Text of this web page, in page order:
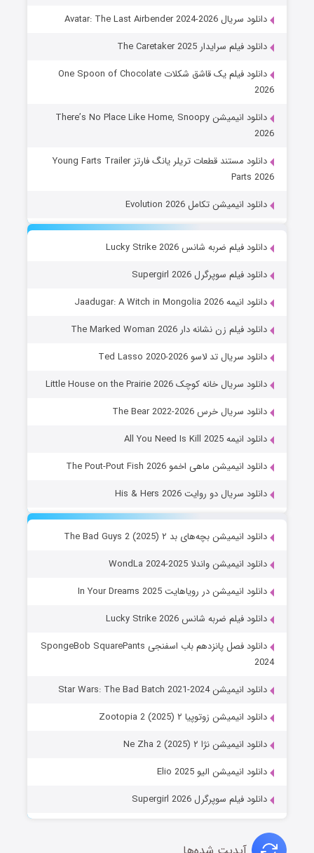
دانلود سریال Avatar: The Last Airbender 2024-2026
دانلود فیلم سرایدار The Caretaker 2025
دانلود فیلم یک قاشق شکلات One Spoon of Chocolate
2026
دانلود انیمیشن There’s No Place Like Home, Snoopy
2026
دانلود مستند قطعات تریلر یانگ فارتز Young Farts Trailer
Parts 2026
دانلود انیمیشن تکامل Evolution 2026
دانلود فیلم ضربه شانس Lucky Strike 2026
دانلود فیلم سوپرگرل Supergirl 2026
دانلود انیمه Jaadugar: A Witch in Mongolia 2026
دانلود فیلم زن نشانه دار The Marked Woman 2026
دانلود سریال تد لاسو Ted Lasso 2020-2026
دانلود سریال خانه کوچک Little House on the Prairie 2026
دانلود سریال خرس The Bear 2022-2026
دانلود انیمه All You Need Is Kill 2025
دانلود انیمیشن ماهی اخمو The Pout-Pout Fish 2026
دانلود سریال دو روایت His & Hers 2026
دانلود انیمیشن بچه‌های بد ۲ The Bad Guys 2 (2025)
دانلود انیمیشن واندلا WondLa 2024-2025
دانلود انیمیشن در رویاهایت In Your Dreams 2025
دانلود فیلم ضربه شانس Lucky Strike 2026
دانلود فصل پانزدهم باب اسفنجی SpongeBob SquarePants
2024
دانلود انیمیشن Star Wars: The Bad Batch 2021-2024
دانلود انیمیشن زوتوپیا ۲ Zootopia 2 (2025)
دانلود انیمیشن نژا ۲ Ne Zha 2 (2025)
دانلود انیمیشن الیو Elio 2025
دانلود فیلم سوپرگرل Supergirl 2026